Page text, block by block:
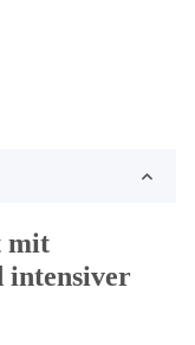
mit
intensiver